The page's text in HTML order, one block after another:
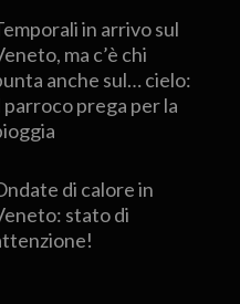
in arrivo sul
ma c’è chi
anche sul… cielo:
parroco prega per la
di calore in
stato di